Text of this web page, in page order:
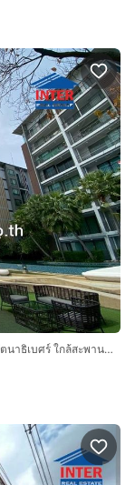
คอนโดมิเนียม 29.06 ตร.ม. เมโทรลักซ์ ริเวอร์ฟรอนท์ รัตนาธิเบศร์ ใกล้สะพานพระนั่งเกล้า ซอยไทรม้า ซอย7 ถนนรัตนาธิเบศร์ ถนนซอยไทรม้า